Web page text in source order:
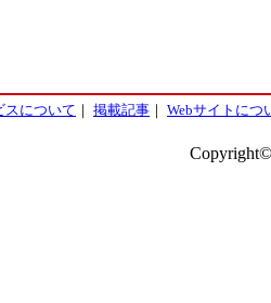
スについて ｜ 掲載記事 ｜ Webサイトにつ